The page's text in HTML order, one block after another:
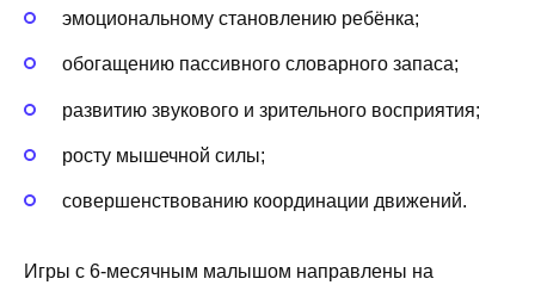
эмоциональному становлению ребёнка;
обогащению пассивного словарного запаса;
развитию звукового и зрительного восприятия;
росту мышечной силы;
совершенствованию координации движений.
Игры с 6-месячным малышом направлены на